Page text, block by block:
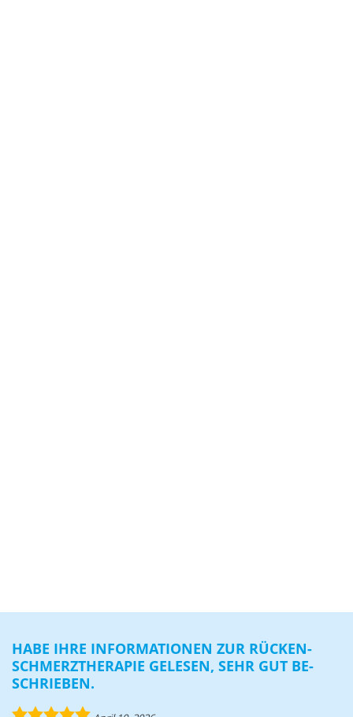
HABE IHRE IN­FOR­MA­TIO­NEN ZUR RÜ­CKEN­
SCHMERZ­THE­RA­PIE GE­LE­SEN, SEHR GUT BE­
SCHRIE­BEN.
5.0